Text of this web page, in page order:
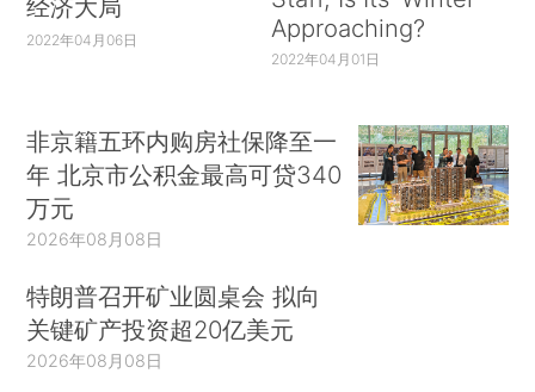
经济大局
2022年04月06日
Approaching?
2022年04月01日
非京籍五环内购房社保降至一
年 北京市公积金最高可贷340
万元
2026年08月08日
特朗普召开矿业圆桌会 拟向
关键矿产投资超20亿美元
2026年08月08日